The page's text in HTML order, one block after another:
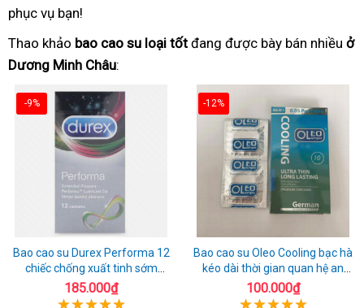
phục vụ bạn!
Thao khảo bao cao su loại tốt đang được bày bán nhiều ở
Dương Minh Châu:
-9%
Bao cao su Durex Performa 12
chiếc chống xuất tinh sớm
chuẩn Thái Lan
185.000₫
-12%
Bao cao su Oleo Cooling bạc hà
kéo dài thời gian quan hệ an
toàn
100.000₫